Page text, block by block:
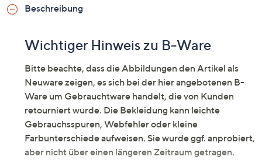
Beschreibung
Wichtiger Hinweis zu B-Ware
Bitte beachte, dass die Abbildungen den Artikel als
Neuware zeigen, es sich bei der hier angebotenen B-
Ware um Gebrauchtware handelt, die von Kunden
retourniert wurde. Die Bekleidung kann leichte
Gebrauchsspuren, Webfehler oder kleine
Farbunterschiede aufweisen. Sie wurde ggf. anprobiert,
aber nicht über einen längeren Zeitraum getragen.